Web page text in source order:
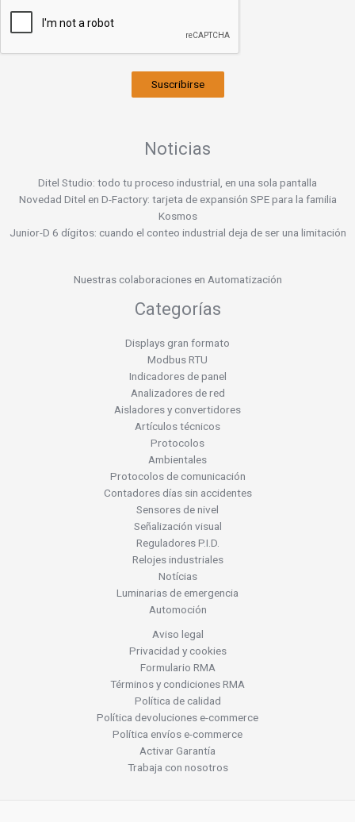
Suscribirse
Noticias
Ditel Studio: todo tu proceso industrial, en una sola pantalla
Novedad Ditel en D-Factory: tarjeta de expansión SPE para la familia
Kosmos
Junior-D 6 dígitos: cuando el conteo industrial deja de ser una limitación
Nuestras colaboraciones en Automatización
Categorías
Displays gran formato
Modbus RTU
Indicadores de panel
Analizadores de red
Aisladores y convertidores
Artículos técnicos
Protocolos
Ambientales
Protocolos de comunicación
Contadores días sin accidentes
Sensores de nivel
Señalización visual
Reguladores P.I.D.
Relojes industriales
Notícias
Luminarias de emergencia
Automoción
Aviso legal
Privacidad y cookies
Formulario RMA
Términos y condiciones RMA
Política de calidad
Política devoluciones e-commerce
Política envíos e-commerce
Activar Garantía
Trabaja con nosotros